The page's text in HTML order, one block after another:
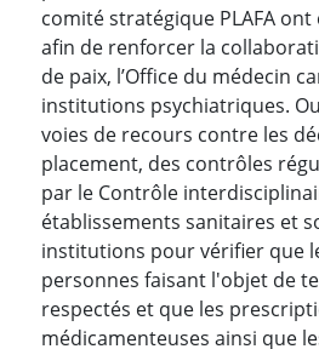
comité stratégique PLAFA
afin de renforcer la
de paix, l’Office du médecin
institutions psychiatriques.
voies de recours contre les
placement, des contrôles
par le Contrôle
établissements sanitaires et
institutions pour vérifier que
personnes faisant l'objet de
respectés et que les
médicamenteuses ainsi que